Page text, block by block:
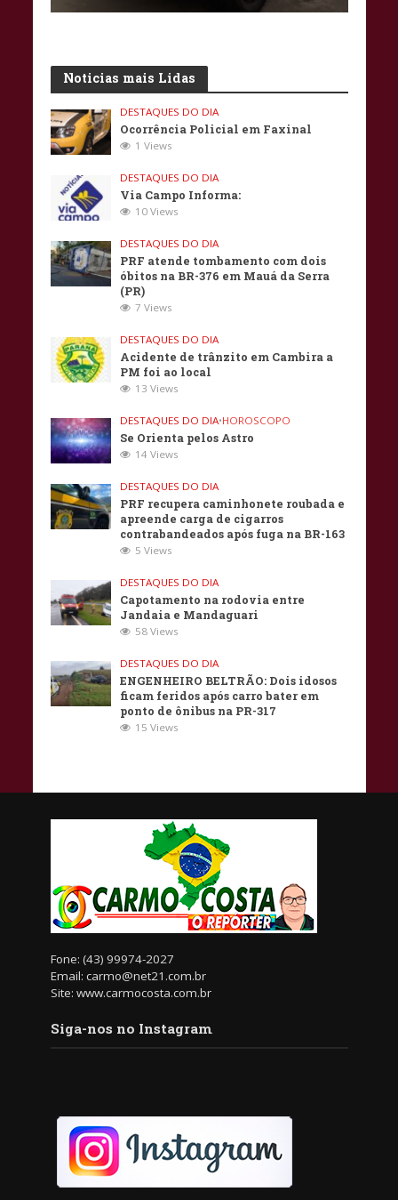
Noticias mais Lidas
DESTAQUES DO DIA
Ocorrência Policial em Faxinal
1 Views
DESTAQUES DO DIA
Via Campo Informa:
10 Views
DESTAQUES DO DIA
PRF atende tombamento com dois
óbitos na BR-376 em Mauá da Serra
(PR)
7 Views
DESTAQUES DO DIA
Acidente de trânzito em Cambira a
PM foi ao local
13 Views
DESTAQUES DO DIA•HOROSCOPO
Se Orienta pelos Astro
14 Views
DESTAQUES DO DIA
PRF recupera caminhonete roubada e
apreende carga de cigarros
contrabandeados após fuga na BR-163
5 Views
DESTAQUES DO DIA
Capotamento na rodovia entre
Jandaia e Mandaguari
58 Views
DESTAQUES DO DIA
ENGENHEIRO BELTRÃO: Dois idosos
ficam feridos após carro bater em
ponto de ônibus na PR-317
15 Views
Fone: (43) 99974-2027
Email: carmo@net21.com.br
Site: www.carmocosta.com.br
Siga-nos no Instagram